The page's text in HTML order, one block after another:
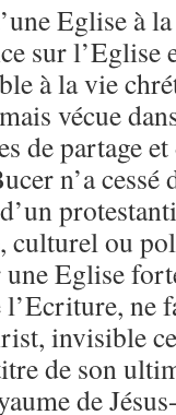
Eglise à
sur l’Eglise
à la vie
vécue
de partage
n’a
culturel ou
Eglise
ne
invisible
de son
de